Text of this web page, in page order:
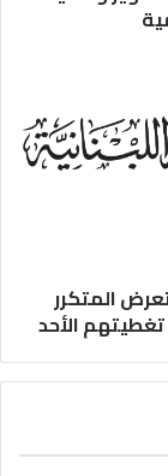
المتكرر
الأحد